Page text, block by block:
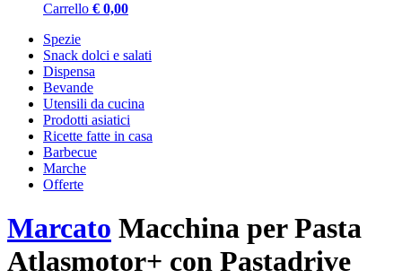
Carrello € 0,00
Spezie
Snack dolci e salati
Dispensa
Bevande
Utensili da cucina
Prodotti asiatici
Ricette fatte in casa
Barbecue
Marche
Offerte
Marcato Macchina per Pasta
Atlasmotor+ con Pastadrive